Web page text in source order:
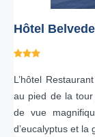
Hôtel
L’hôtel
au pied de la
de vue
d’eucalyptus et la